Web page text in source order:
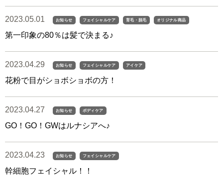
2023.05.01 お知らせ フェイシャルケア 育毛・脱毛 オリジナル商品
第一印象の80％は髪で決まる♪
2023.04.29 お知らせ フェイシャルケア アイケア
花粉で目がショボショボの方！
2023.04.27 お知らせ ボディケア
GO！GO！GWはルナシアへ♪
2023.04.23 お知らせ フェイシャルケア
幹細胞フェイシャル！！